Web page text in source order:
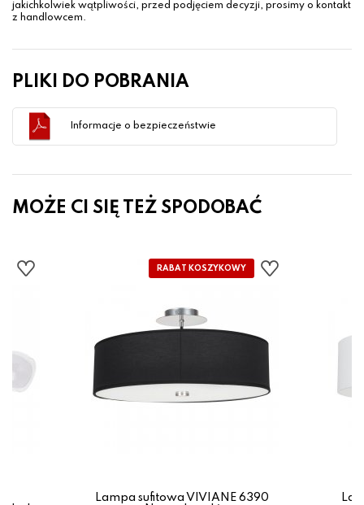
jakichkolwiek wątpliwości, przed podjęciem decyzji, prosimy o kontakt
z handlowcem.
PLIKI DO POBRANIA
Informacje o bezpieczeństwie
MOŻE CI SIĘ TEŻ SPODOBAĆ
Lampa sufitowa VIVIANE 6390